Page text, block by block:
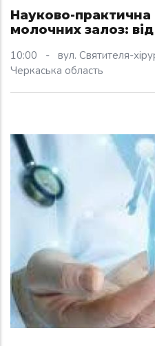
Науково-
молочних залоз:
10:00 - вул. Святителя-
Черкаська область